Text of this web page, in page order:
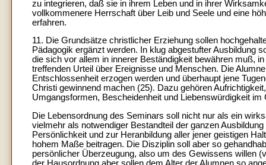
zu integrieren, daß sie in ihrem Leben und in ihrer
vollkommenere Herrschaft über Leib und Seele und eine
erfahren.
11. Die Grundsätze christlicher Erziehung sollen
Pädagogik ergänzt werden. In klug abgestufter Ausbildung
die sich vor allem in innerer Beständigkeit bewähren muß,
treffenden Urteil über Ereignisse und Menschen. Die
Entschlossenheit erzogen werden und überhaupt jene
Christi gewinnend machen (25). Dazu gehören
Umgangsformen, Bescheidenheit und Liebenswürdigkeit im
Die Lebensordnung des Seminars soll nicht nur als ein
vielmehr als notwendiger Bestandteil der ganzen
Persönlichkeit und zur Heranbildung aller jener geistigen
hohem Maße beitragen. Die Disziplin soll aber so
persönlicher Überzeugung, also um des Gewissens willen